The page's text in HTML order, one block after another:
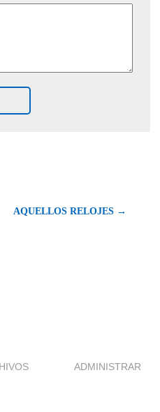
AQUELLOS RELOJES →
ADMINISTRAR